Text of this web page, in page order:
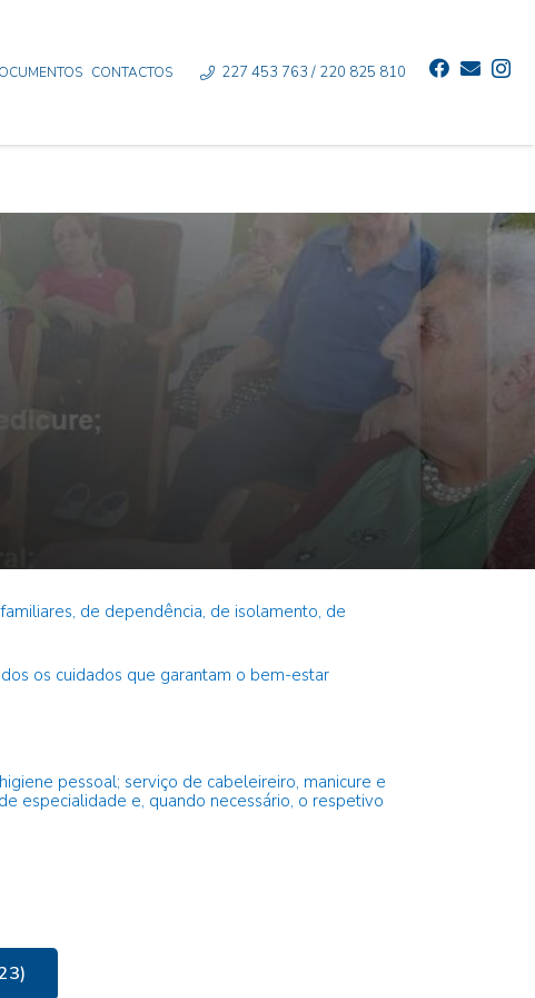
CONTACTOS 227 453 763 / 220 825 810
de dependência, de isolamento, de
os cuidados que garantam o bem-estar
pessoal; serviço de cabeleireiro, manicure e
especialidade e, quando necessário, o respetivo